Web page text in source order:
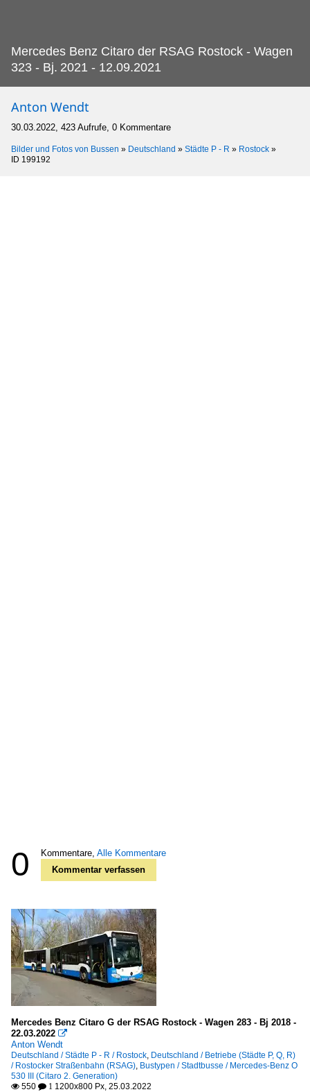
Mercedes Benz Citaro der RSAG Rostock - Wagen
323 - Bj. 2021 - 12.09.2021
Anton Wendt
30.03.2022, 423 Aufrufe, 0 Kommentare
Bilder und Fotos von Bussen » Deutschland » Städte P - R » Rostock »
ID 199192
0 Kommentare, Alle Kommentare
Kommentar verfassen
Mercedes Benz Citaro G der RSAG Rostock - Wagen 283 - Bj 2018 -
22.03.2022 
Anton Wendt
Deutschland / Städte P - R / Rostock, Deutschland / Betriebe (Städte P, Q, R)
/ Rostocker Straßenbahn (RSAG), Bustypen / Stadtbusse / Mercedes-Benz O
530 III (Citaro 2. Generation)
 550  1 1200x800 Px, 25.03.2022